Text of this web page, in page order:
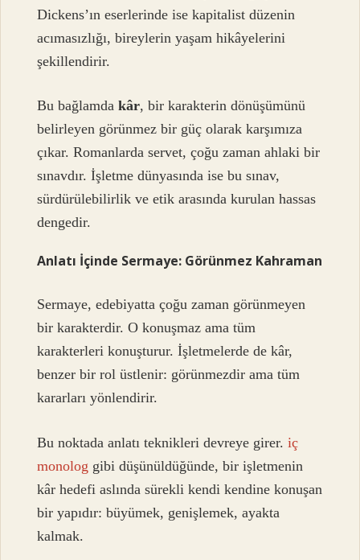
Dickens’ın eserlerinde ise kapitalist düzenin
acımasızlığı, bireylerin yaşam hikâyelerini
şekillendirir.
Bu bağlamdakâr, bir karakterin dönüşümünü
belirleyen görünmez bir güç olarak karşımıza
çıkar. Romanlarda servet, çoğu zaman ahlaki bir
sınavdır. İşletme dünyasında ise bu sınav,
sürdürülebilirlik ve etik arasında kurulan hassas
dengedir.
Anlatı İçinde Sermaye: Görünmez Kahraman
Sermaye, edebiyatta çoğu zaman görünmeyen
bir karakterdir. O konuşmaz ama tüm
karakterleri konuşturur. İşletmelerde de kâr,
benzer bir rol üstlenir: görünmezdir ama tüm
kararları yönlendirir.
Bu noktada anlatı teknikleri devreye girer.iç
monolog gibi düşünüldüğünde, bir işletmenin
kâr hedefi aslında sürekli kendi kendine konuşan
bir yapıdır: büyümek, genişlemek, ayakta
kalmak.